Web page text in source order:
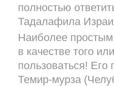
полностью
Тадалафила
Наиболее простым
в качестве того
пользоваться! Его
Темир-мурза